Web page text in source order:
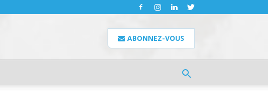
ABONNEZ-VOUS